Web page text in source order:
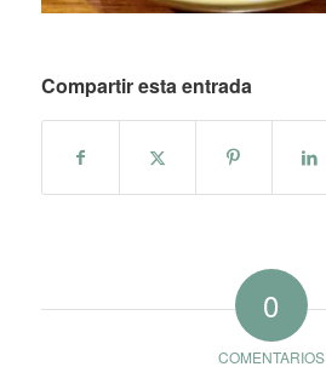
Compartir esta entrada
0
COMENTARIOS